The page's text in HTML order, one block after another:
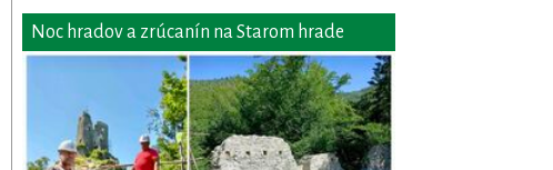
Noc hradov a zrúcanín na Starom hrade